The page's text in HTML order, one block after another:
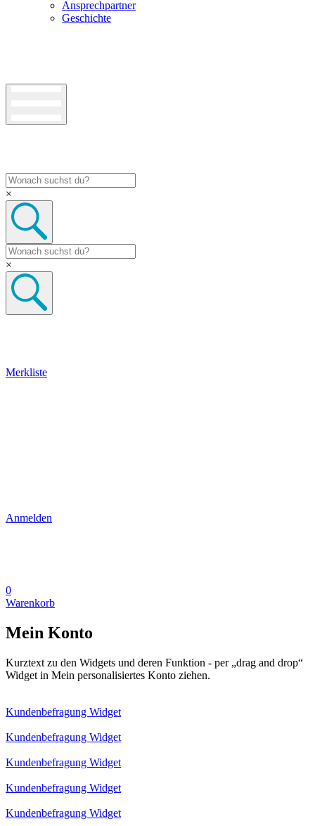
Ansprechpartner
Geschichte
×
×
Merkliste
Anmelden
0
Warenkorb
Mein Konto
Kurztext zu den Widgets und deren Funktion - per „drag and drop“
Widget in Mein personalisiertes Konto ziehen.
Kundenbefragung Widget
Kundenbefragung Widget
Kundenbefragung Widget
Kundenbefragung Widget
Kundenbefragung Widget